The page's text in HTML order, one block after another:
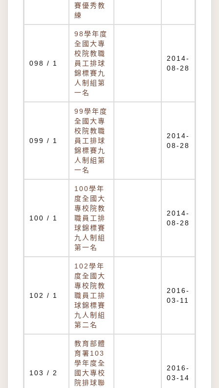
賽優秀教
練
098 / 1
98學年度
全國大專
校院教職
員工排球
錦標賽九
人制組第
一名
2014-
08-28
099 / 1
99學年度
全國大專
校院教職
員工排球
錦標賽九
人制組第
一名
2014-
08-28
100 / 1
100學年
度全國大
專校院教
職員工排
球錦標賽
九人制組
第一名
2014-
08-28
102 / 1
102學年
度全國大
專校院教
職員工排
球錦標賽
九人制組
第二名
2016-
03-11
103 / 2
教育部體
育署103
學年度全
國大專校
院排球聯
2016-
03-14